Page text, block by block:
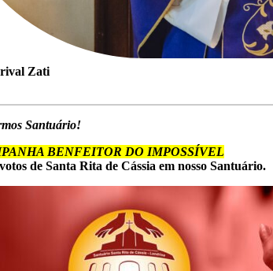
Zati
Santuário!
BENFEITOR DO IMPOSSÍVEL
de Santa Rita de Cássia em nosso Santuário.